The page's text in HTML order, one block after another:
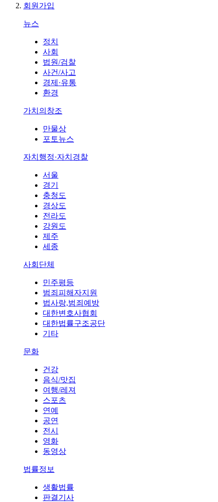
회원가입
뉴스
정치
사회
법원/검찰
사건/사고
경제·유통
환경
가치의창조
만물상
포토뉴스
자치행정·자치경찰
서울
경기
충청도
경상도
전라도
강원도
제주
세종
사회단체
민주평등
범죄피해자지원
법사랑,범죄예방
대한변호사협회
대한법률구조공단
기타
문화
건강
음식/맛집
여행/레져
스포츠
연예
공연
전시
영화
동영상
법률정보
생활법률
판결기사